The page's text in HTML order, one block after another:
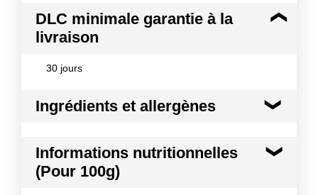
DLC minimale garantie à la
livraison
30 jours
Ingrédients et allergènes
nougat de Montélimar 95% (amandes, sucre, sirop
de glucose, miel, albumine d'œufs, pain azyme
(fécule de pomme de terre, eau), arôme naturel de
Informations nutritionnelles
(Pour 100g)